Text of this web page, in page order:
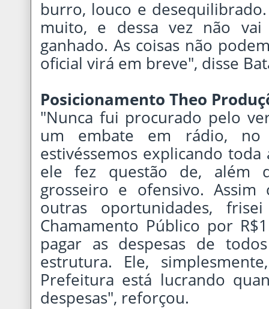
burro, louco e
muito, e dessa vez não
ganhado. As coisas não
oficial virá em breve", disse
Posicionamento Theo
"Nunca fui procurado pelo
um embate em rádio,
estivéssemos explicando
ele fez questão de, além
grosseiro e ofensivo.
outras oportunidades,
Chamamento Público por
pagar as despesas de
estrutura. Ele,
Prefeitura está lucrando
despesas", reforçou.